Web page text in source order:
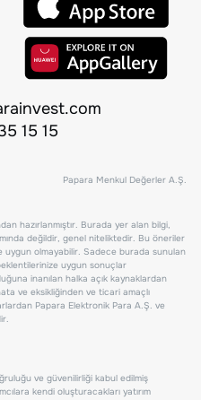
15 15
Papara Menkul Değerler A.Ş.
hazırlanmıştır. Burada yer alan bilgi,
değildir, genel niteliktedir. Bu öneriler
olmayabilir. Sadece burada sunulan
uygun sonuçlar
inanılan halka açık kaynaklardan
ve eksikliğinden ve ticari amaçlı
Papara Elektronik Para A.Ş. ve
ve güvenilirliği kabul edilmiş
kendi oluşturacakları yatırım